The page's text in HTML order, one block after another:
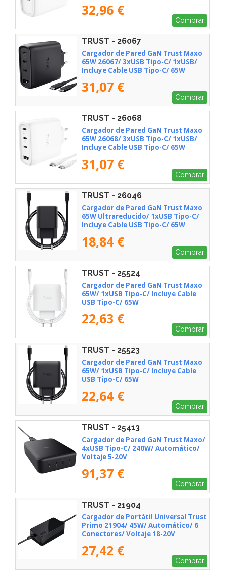
32,96 €
Comprar
TRUST - 26067
Cargador de Pared GaN Trust Maxo
65W 26067/ 3xUSB Tipo-C/ 1xUSB/
Incluye Cable USB Tipo-C/ 65W
31,07 €
Comprar
TRUST - 26068
Cargador de Pared GaN Trust Maxo
65W 26068/ 3xUSB Tipo-C/ 1xUSB/
Incluye Cable USB Tipo-C/ 65W
31,07 €
Comprar
TRUST - 26046
Cargador de Pared GaN Trust Maxo
65W Ultrareducido/ 1xUSB Tipo-C/
Incluye Cable USB Tipo-C/ 65W
18,84 €
Comprar
TRUST - 25524
Cargador de Pared GaN Trust Maxo
65W/ 1xUSB Tipo-C/ Incluye Cable
USB Tipo-C/ 65W
22,63 €
Comprar
TRUST - 25523
Cargador de Pared GaN Trust Maxo
65W/ 1xUSB Tipo-C/ Incluye Cable
USB Tipo-C/ 65W
22,64 €
Comprar
TRUST - 25413
Cargador de Pared GaN Trust Maxo/
4xUSB Tipo-C/ 240W/ Automático/
Voltaje 5-20V
91,37 €
Comprar
TRUST - 21904
Cargador de Portátil Universal Trust
Primo 21904/ 45W/ Automático/ 6
Conectores/ Voltaje 18-20V
27,42 €
Comprar